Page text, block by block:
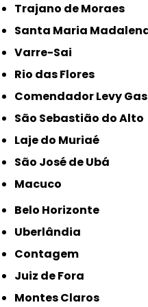
Trajano de Moraes
Santa Maria
Varre-Sai
Rio das Flores
Comendador Levy
São Sebastião do Alto
Laje do Muriaé
São José de Ubá
Macuco
Belo Horizonte
Uberlândia
Contagem
Juiz de Fora
Montes Claros